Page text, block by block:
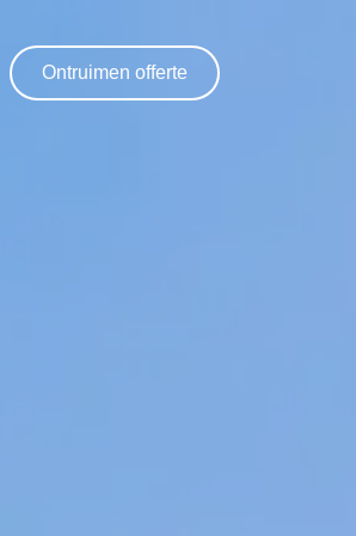
Ontruimen offerte